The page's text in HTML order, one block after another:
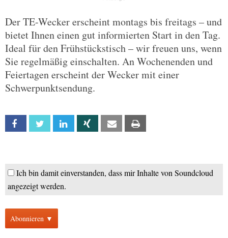
Der TE-Wecker erscheint montags bis freitags – und
bietet Ihnen einen gut informierten Start in den Tag.
Ideal für den Frühstückstisch – wir freuen uns, wenn
Sie regelmäßig einschalten. An Wochenenden und
Feiertagen erscheint der Wecker mit einer
Schwerpunktsendung.
Facebook Twitter Linkedin Xing Email
Ich bin damit einverstanden, dass mir Inhalte von Soundcloud
angezeigt werden.
Abonnieren ▼